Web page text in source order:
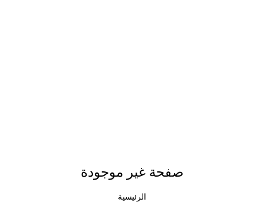
صفحة غير موجودة
الرئيسية